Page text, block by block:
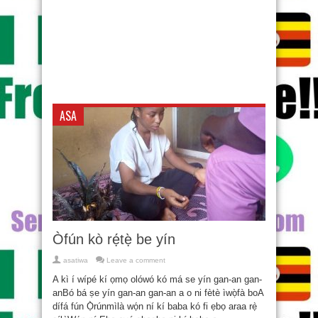
ASA
Òfún kò rẹ́tẹ̀ be yín
asatiwa Leave a comment
A kì í wípé kí ọmọ olówó kó má se yín gan-an gan-
anBó bá ṣe yín gan-an gan-an a o ni fètè ìwọ̀fà boA
dífá fún Ọ̀rúnmìlà wọ́n ní kí baba kó fi ẹbọ araa rẹ̀